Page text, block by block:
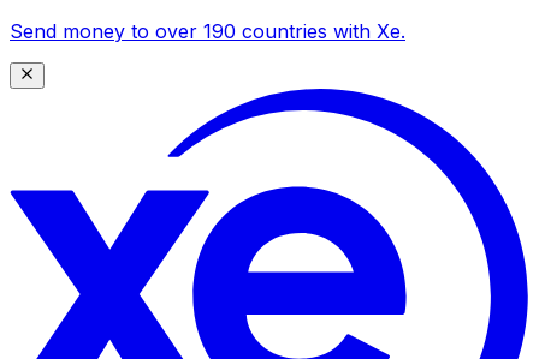
Send money to over 190 countries with Xe.